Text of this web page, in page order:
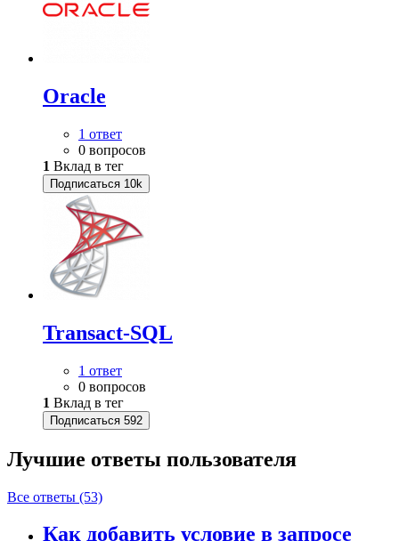
Oracle
1 ответ
0 вопросов
1 Вклад в тег
Подписаться 10k
Transact-SQL
1 ответ
0 вопросов
1 Вклад в тег
Подписаться 592
Лучшие ответы пользователя
Все ответы (53)
Как добавить условие в запросе